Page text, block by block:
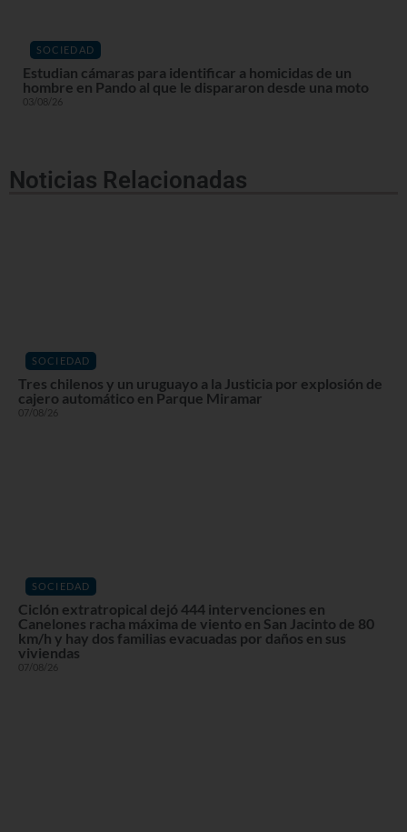
SOCIEDAD
Estudian cámaras para identificar a homicidas de un
hombre en Pando al que le dispararon desde una moto
03/08/26
Noticias Relacionadas
SOCIEDAD
Tres chilenos y un uruguayo a la Justicia por explosión de
cajero automático en Parque Miramar
07/08/26
SOCIEDAD
Ciclón extratropical dejó 444 intervenciones en
Canelones racha máxima de viento en San Jacinto de 80
km/h y hay dos familias evacuadas por daños en sus
viviendas
07/08/26